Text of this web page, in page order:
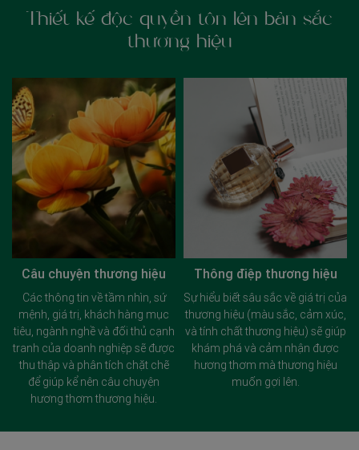
Thiết kế độc quyền tôn lên bản sắc
thương hiệu
Câu chuyện thương hiệu
Các thông tin về tầm nhìn, sứ
mệnh, giá trị, khách hàng mục
tiêu, ngành nghề và đối thủ cạnh
tranh của doanh nghiệp sẽ được
thu thập và phân tích chặt chẽ
để giúp kể nên câu chuyện
hương thơm thương hiệu.
Thông điệp thương hiệu
Sự hiểu biết sâu sắc về giá trị của
thương hiệu (màu sắc, cảm xúc,
và tính chất thương hiệu) sẽ giúp
khám phá và cảm nhận được
hương thơm mà thương hiệu
muốn gợi lên.